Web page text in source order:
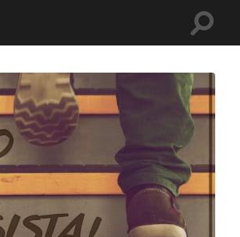
Toggle